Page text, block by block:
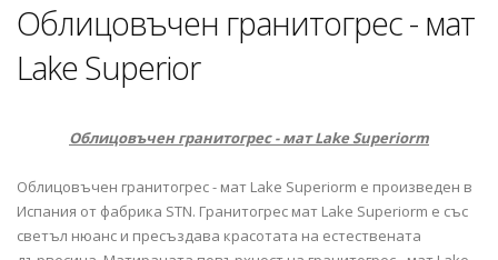
Облицовъчен гранитогрес - мат
Lake Superior
Облицовъчен гранитогрес - мат Lake Superiorm
Облицовъчен гранитогрес - мат Lake Superiorm е произведен в
Испания от фабрика STN. Гранитогрес мат Lake Superiorm е със
светъл нюанс и пресъздава красотата на естествената